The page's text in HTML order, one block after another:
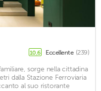
10,6 Eccellente (239)
sorge nella cittadina
dalla Stazione Ferroviaria
al suo ristorante